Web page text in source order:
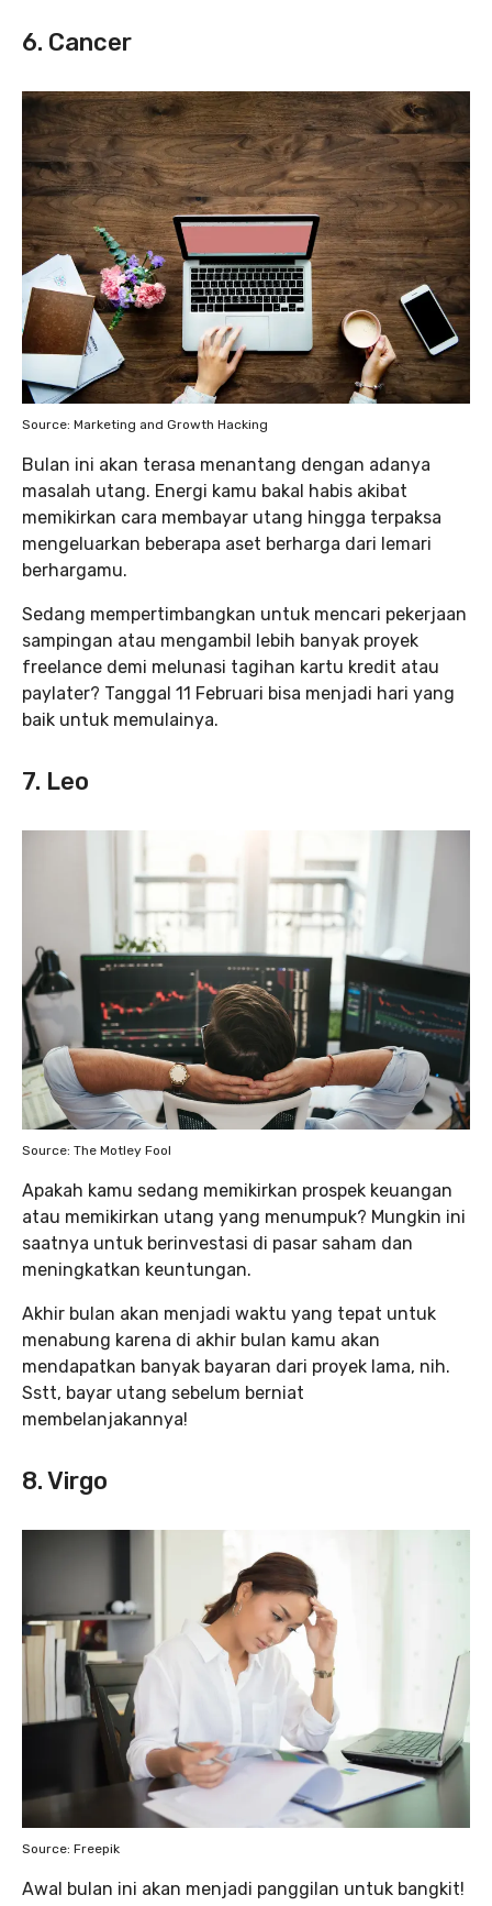
6. Cancer
Source: Marketing and Growth Hacking
Bulan ini akan terasa menantang dengan adanya
masalah utang. Energi kamu bakal habis akibat
memikirkan cara membayar utang hingga terpaksa
mengeluarkan beberapa aset berharga dari lemari
berhargamu.
Sedang mempertimbangkan untuk mencari pekerjaan
sampingan atau mengambil lebih banyak proyek
freelance demi melunasi tagihan kartu kredit atau
paylater? Tanggal 11 Februari bisa menjadi hari yang
baik untuk memulainya.
7. Leo
Source: The Motley Fool
Apakah kamu sedang memikirkan prospek keuangan
atau memikirkan utang yang menumpuk? Mungkin ini
saatnya untuk berinvestasi di pasar saham dan
meningkatkan keuntungan.
Akhir bulan akan menjadi waktu yang tepat untuk
menabung karena di akhir bulan kamu akan
mendapatkan banyak bayaran dari proyek lama, nih.
Sstt, bayar utang sebelum berniat
membelanjakannya!
8. Virgo
Source: Freepik
Awal bulan ini akan menjadi panggilan untuk bangkit!